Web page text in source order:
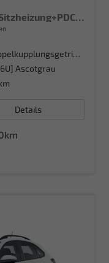
Trend 115PS DSG AppConnect+Sitzheizung+PDC+Alu16+LED+DAB+FrontAssist
Doppelkupplungsgetriebe (DSG)
Ascotgrau
Details